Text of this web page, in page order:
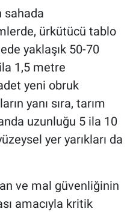
sahada
ürkütücü tablo
yaklaşık 50-70
1,5 metre
yeni obruk
yanı sıra, tarım
uzunluğu 5 ila 10
yer yarıkları da
ve mal güvenliğinin
amacıyla kritik